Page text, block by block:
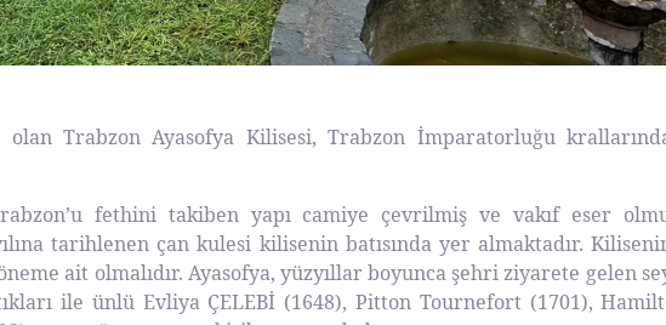
Trabzon Ayasofya Kilisesi, Trabzon İmparatorluğu
fethini takiben yapı camiye çevrilmiş ve vakıf eser
tarihlenen çan kulesi kilisenin batısında yer almaktadır.
ait olmalıdır. Ayasofya, yüzyıllar boyunca şehri ziyarete gelen
ile ünlü Evliya ÇELEBİ (1648), Pitton Tournefort (1701),